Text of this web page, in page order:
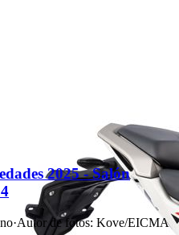
2025 - Salón
·Autor de fotos: Kove/EICMA